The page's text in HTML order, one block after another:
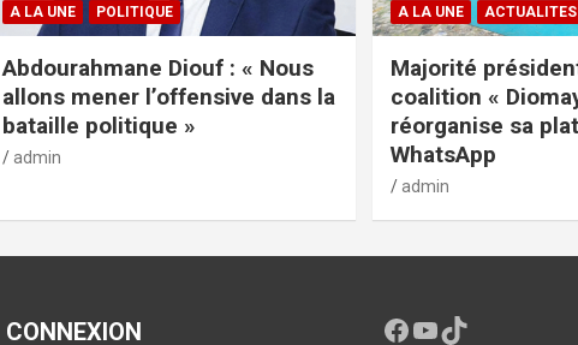
A LA UNE POLITIQUE
Abdourahmane Diouf : « Nous
allons mener l’offensive dans la
bataille politique »
admin
A LA UNE ACTUALITES
Majorité
coalition «
réorganise sa
WhatsApp
admin
CONNEXION